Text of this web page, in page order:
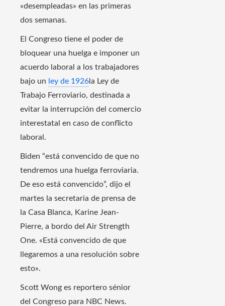
«desempleadas» en las primeras
dos semanas.
El Congreso tiene el poder de
bloquear una huelga e imponer un
acuerdo laboral a los trabajadores
bajo un ley de 1926 la Ley de
Trabajo Ferroviario, destinada a
evitar la interrupción del comercio
interestatal en caso de conflicto
laboral.
Biden “está convencido de que no
tendremos una huelga ferroviaria.
De eso está convencido”, dijo el
martes la secretaria de prensa de
la Casa Blanca, Karine Jean-
Pierre, a bordo del Air Strength
One. «Está convencido de que
llegaremos a una resolución sobre
esto».
Scott Wong es reportero sénior
del Congreso para NBC News.